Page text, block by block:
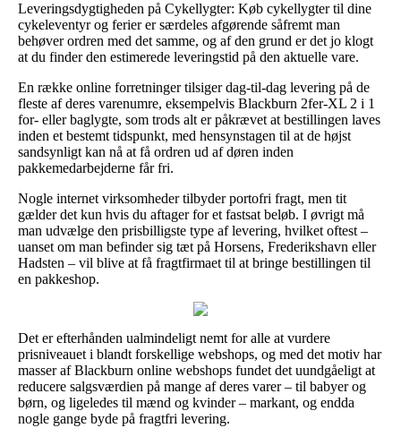
Leveringsdygtigheden på Cykellygter: Køb cykellygter til dine
cykeleventyr og ferier er særdeles afgørende såfremt man
behøver ordren med det samme, og af den grund er det jo klogt
at du finder den estimerede leveringstid på den aktuelle vare.
En række online forretninger tilsiger dag-til-dag levering på de
fleste af deres varenumre, eksempelvis Blackburn 2fer-XL 2 i 1
for- eller baglygte, som trods alt er påkrævet at bestillingen laves
inden et bestemt tidspunkt, med hensynstagen til at de højst
sandsynligt kan nå at få ordren ud af døren inden
pakkemedarbejderne får fri.
Nogle internet virksomheder tilbyder portofri fragt, men tit
gælder det kun hvis du aftager for et fastsat beløb. I øvrigt må
man udvælge den prisbilligste type af levering, hvilket oftest –
uanset om man befinder sig tæt på Horsens, Frederikshavn eller
Hadsten – vil blive at få fragtfirmaet til at bringe bestillingen til
en pakkeshop.
Det er efterhånden ualmindeligt nemt for alle at vurdere
prisniveauet i blandt forskellige webshops, og med det motiv har
masser af Blackburn online webshops fundet det uundgåeligt at
reducere salgsværdien på mange af deres varer – til babyer og
børn, og ligeledes til mænd og kvinder – markant, og endda
nogle gange byde på fragtfri levering.